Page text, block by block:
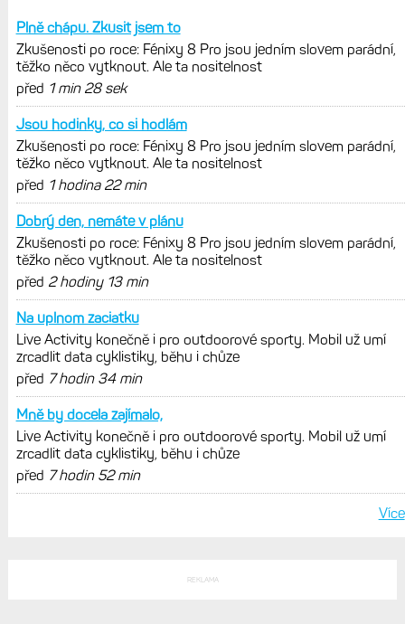
Plně chápu. Zkusit jsem to
Zkušenosti po roce: Fénixy 8 Pro jsou jedním slovem parádní,
těžko něco vytknout. Ale ta nositelnost
před 1 min 28 sek
Jsou hodinky, co si hodlám
Zkušenosti po roce: Fénixy 8 Pro jsou jedním slovem parádní,
těžko něco vytknout. Ale ta nositelnost
před 1 hodina 22 min
Dobrý den, nemáte v plánu
Zkušenosti po roce: Fénixy 8 Pro jsou jedním slovem parádní,
těžko něco vytknout. Ale ta nositelnost
před 2 hodiny 13 min
Na uplnom zaciatku
Live Activity konečně i pro outdoorové sporty. Mobil už umí
zrcadlit data cyklistiky, běhu i chůze
před 7 hodin 34 min
Mně by docela zajímalo,
Live Activity konečně i pro outdoorové sporty. Mobil už umí
zrcadlit data cyklistiky, běhu i chůze
před 7 hodin 52 min
Více
REKLAMA